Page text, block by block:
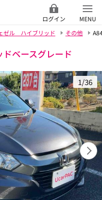
ログイン
MENU
ゼル ハイブリッド その他
ベースグレード
1/36